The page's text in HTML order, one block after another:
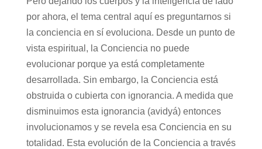
por ahora, el tema central aquí es preguntarnos si
la conciencia en sí evoluciona. Desde un punto de
vista espiritual, la Conciencia no puede
evolucionar porque ya está completamente
desarrollada. Sin embargo, la Conciencia está
obstruida o cubierta con ignorancia. A medida que
disminuimos esta ignorancia (avidyá) entonces
involucionamos y se revela esa Conciencia en su
totalidad. Esta evolución de la Conciencia a través